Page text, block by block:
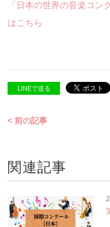
「日本の世界の音楽コン
はこちら
LINEで送る
< 前の記事
関連記事